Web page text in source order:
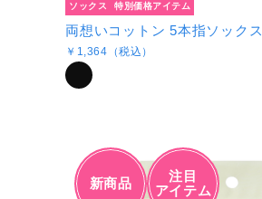
ソックス 特別価格アイテム
両想いコットン 5本指ソックス
￥1,364（税込）
新商品
注目
アイテム